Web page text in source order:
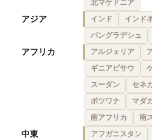
北マケドニア
アジア インド インド
バングラデシュ
アフリカ アルジェリア
ギニアビサウ
スーダン
セネ
ボツワナ
マダ
南アフリカ
南
中東 アフガニスタン